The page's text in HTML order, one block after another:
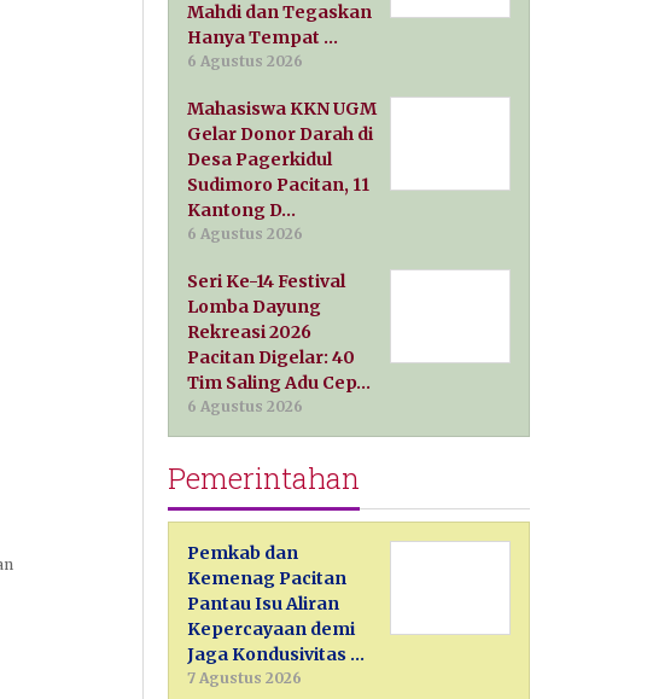
Mahdi dan Tegaskan
Hanya Tempat …
6 Agustus 2026
Mahasiswa KKN UGM
Gelar Donor Darah di
Desa Pagerkidul
Sudimoro Pacitan, 11
Kantong D…
6 Agustus 2026
Seri Ke-14 Festival
Lomba Dayung
Rekreasi 2026
Pacitan Digelar: 40
Tim Saling Adu Cep…
6 Agustus 2026
Pemerintahan
Pemkab dan
Kemenag Pacitan
Pantau Isu Aliran
Kepercayaan demi
Jaga Kondusivitas …
7 Agustus 2026